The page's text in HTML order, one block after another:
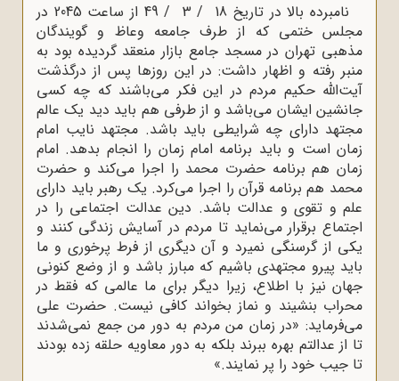
نامبرده بالا در تاریخ 18 / 3 / 49 از ساعت 2045 در
مجلس ختمی که از طرف جامعه وعاظ و گویندگان
مذهبی تهران در مسجد جامع بازار منعقد گردیده بود به
منبر رفته و اظهار داشت: در این روزها پس از درگذشت
آیت‌الله حکیم مردم در این فکر می‌باشند که چه کسی
جانشین ایشان می‌باشد و از طرفی هم باید دید یک عالم
مجتهد دارای چه شرایطی باید باشد. مجتهد نایب امام
زمان است و باید برنامه امام زمان را انجام بدهد. امام
زمان هم برنامه حضرت محمد را اجرا می‌کند و حضرت
محمد هم برنامه قرآن را اجرا می‌کرد. یک رهبر باید دارای
علم و تقوی و عدالت باشد. دین عدالت اجتماعی را در
اجتماع برقرار می‌نماید تا مردم در آسایش زندگی کنند و
یکی از گرسنگی نمیرد و آن دیگری از فرط پرخوری و ما
باید پیرو مجتهدی باشیم که مبارز باشد و از وضع کنونی
جهان نیز با اطلاع، زیرا دیگر برای ما عالمی که فقط در
محراب بنشیند و نماز بخواند کافی نیست. حضرت علی
می‌فرماید: «در زمان من مردم به دور من جمع نمی‌شدند
تا از عدالتم بهره ببرند بلکه به دور معاویه حلقه زده بودند
تا جیب خود را پر نمایند.»